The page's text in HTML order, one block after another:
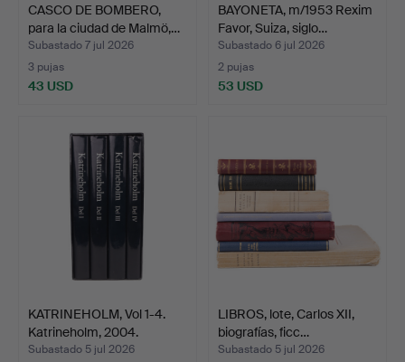
CASCO DE BOMBERO,
para la ciudad de Malmö,…
Subastado 7 jul 2026
3 pujas
43 USD
BAYONETA, m/1953 Rexim
Favor, Suiza, siglo…
Subastado 6 jul 2026
2 pujas
53 USD
KATRINEHOLM, Vol 1-4.
Katrineholm, 2004.
Subastado 5 jul 2026
LIBROS, lote, Carlos XII,
biografías, ficc…
Subastado 5 jul 2026